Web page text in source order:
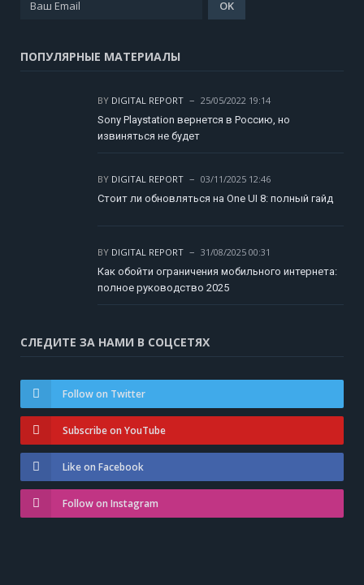
ПОПУЛЯРНЫЕ МАТЕРИАЛЫ
BY DIGITAL REPORT
25/05/2022 19:14
Sony Playstation вернется в Россию, но
извиняться не будет
BY DIGITAL REPORT
03/11/2025 12:46
Стоит ли обновляться на One UI 8: полный гайд
BY DIGITAL REPORT
31/08/2025 00:31
Как обойти ограничения мобильного интернета:
полное руководство 2025
СЛЕДИТЕ ЗА НАМИ В СОЦСЕТЯХ
Follow on Twitter
Subscribe on YouTube
Like on Facebook
Follow on Instagram